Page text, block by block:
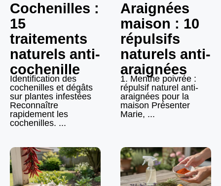
Cochenilles :
15
traitements
naturels anti-
cochenille
Identification des
cochenilles et dégâts
sur plantes infestées
Reconnaître
rapidement les
cochenilles. ...
Araignées
maison : 10
répulsifs
naturels anti-
araignées
1. Menthe poivrée :
répulsif naturel anti-
araignées pour la
maison Présenter
Marie, ...